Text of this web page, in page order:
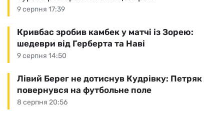
9 серпня 17:39
9 серпня 14:50
Кривбас зробив камбек у матчі із Зорею:
шедеври від Герберта та Наві
8 серпня 20:56
Лівий Берег не дотиснув Кудрівку: Петряк
повернувся на футбольне поле